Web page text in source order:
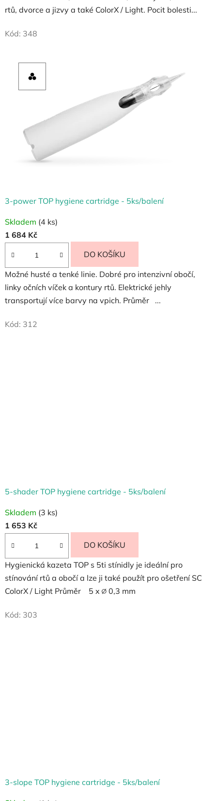
rtů, dvorce a jizvy a také ColorX / Light. Pocit bolesti...
Kód: 348
3-power TOP hygiene cartridge - 5ks/balení
Skladem (4 ks)
1 684 Kč
DO KOŠÍKU
Možné husté a tenké linie. Dobré pro intenzivní obočí,
linky očních víček a kontury rtů. Elektrické jehly
transportují více barvy na vpich. Průměr ...
Kód: 312
5-shader TOP hygiene cartridge - 5ks/balení
Skladem (3 ks)
1 653 Kč
DO KOŠÍKU
Hygienická kazeta TOP s 5ti stínidly je ideální pro
stínování rtů a obočí a lze ji také použít pro ošetření SC
ColorX / Light Průměr 5 x ∅ 0,3 mm
Kód: 303
3-slope TOP hygiene cartridge - 5ks/balení